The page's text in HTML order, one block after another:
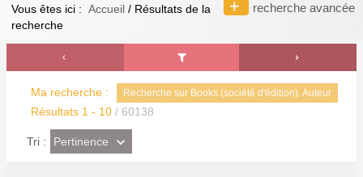
recherche avancée
Vous êtes ici : Accueil / Résultats de la
recherche
Ma recherche : Recherche sur Books (société d'édition). Auteur
Résultats 1 - 10 / 60138
Tri : (Effet
imédiat)
Pertinence